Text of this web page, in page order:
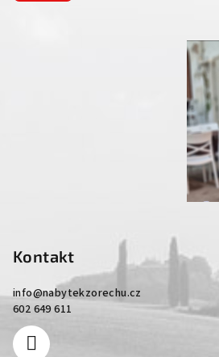
Kontakt
info@nabytekzorechu.cz
602 649 611